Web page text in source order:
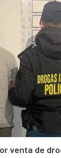
venta de